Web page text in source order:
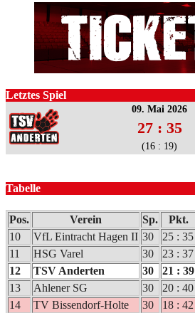
Letztes Spiel
09. Mai 2026
27 : 35
(16 : 19)
Tabelle
Pos. Verein Sp. Pkt.
10
VfL Eintracht Hagen II 30 25 : 35
11
HSG Varel 30 23 : 37
12
TSV Anderten 30 21 : 39
13
Ahlener SG 30 20 : 40
14
TV Bissendorf-Holte 30 18 : 42